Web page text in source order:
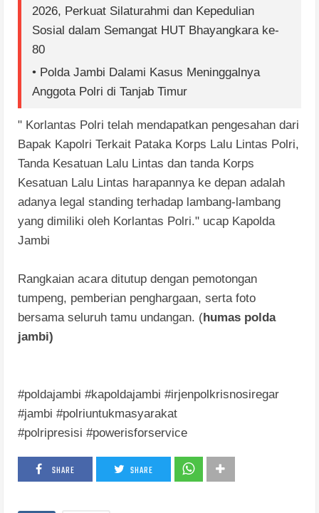
2026, Perkuat Silaturahmi dan Kepedulian
Sosial dalam Semangat HUT Bhayangkara ke-
80
• Polda Jambi Dalami Kasus Meninggalnya
Anggota Polri di Tanjab Timur
" Korlantas Polri telah mendapatkan pengesahan dari
Bapak Kapolri Terkait Pataka Korps Lalu Lintas Polri,
Tanda Kesatuan Lalu Lintas dan tanda Korps
Kesatuan Lalu Lintas harapannya ke depan adalah
adanya legal standing terhadap lambang-lambang
yang dimiliki oleh Korlantas Polri." ucap Kapolda
Jambi
Rangkaian acara ditutup dengan pemotongan
tumpeng, pemberian penghargaan, serta foto
bersama seluruh tamu undangan. (humas polda
jambi)
#poldajambi #kapoldajambi #irjenpolkrisnosiregar
#jambi #polriuntukmasyarakat
#polripresisi #powerisforservice
SHARE SHARE